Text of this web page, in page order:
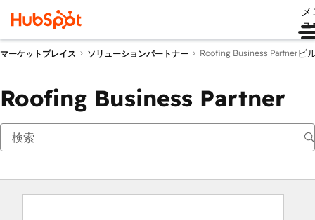
ュ
マーケットプレイス ソリューションパートナー Roofing Business Partnerビ
Roofing Business Partner